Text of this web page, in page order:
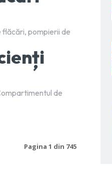
flăcări, pompierii de
de
Pagina 1 din 745